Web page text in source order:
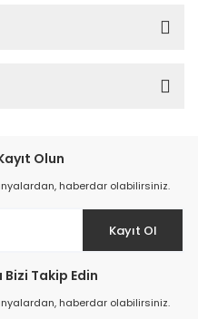
Olun
haberdar olabilirsiniz.
Kayıt Ol
Takip Edin
haberdar olabilirsiniz.